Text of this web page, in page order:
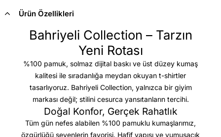
Ürün Özellikleri
Bahriyeli Collection – Tarzın
Yeni Rotası
%100 pamuk, solmaz dijital baskı ve üst düzey kumaş
kalitesi ile sıradanlığa meydan okuyan t-shirtler
tasarlıyoruz. Bahriyeli Collection, yalnızca bir giyim
markası değil; stilini cesurca yansıtanların tercihi.
Doğal Konfor, Gerçek Rahatlık
Tüm gün nefes alabilen %100 pamuklu kumaşlarımız,
özgürlüğü sevenlerin favorisi. Hafif yapısı ve yumuşacık